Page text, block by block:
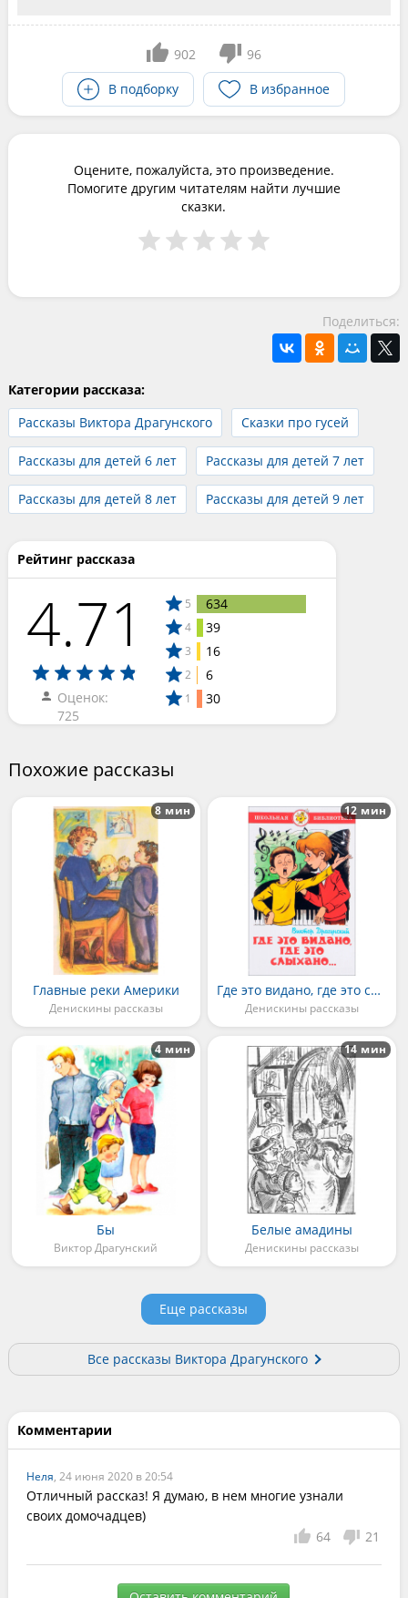
902
96
В подборку
В избранное
Оцените, пожалуйста, это произведение.
Помогите другим читателям найти лучшие
сказки.
Поделиться:
Категории рассказа:
Рассказы Виктора Драгунского
Сказки про гусей
Рассказы для детей 6 лет Рассказы для детей 7 лет
Рассказы для детей 8 лет Рассказы для детей 9 лет
Рейтинг рассказа
4.71
Оценок:
725
5 634
4 39
3 16
2 6
1 30
Похожие рассказы
Главные реки Америки
Денискины рассказы
8 мин
Где это видано, где это слыхано
Денискины рассказы
12 мин
Бы
Виктор Драгунский
4 мин
Белые амадины
Денискины рассказы
14 мин
Еще рассказы
Все рассказы Виктора Драгунского
Комментарии
Неля, 24 июня 2020 в 20:54
Отличный рассказ! Я думаю, в нем многие узнали
своих домочадцев)
64
21